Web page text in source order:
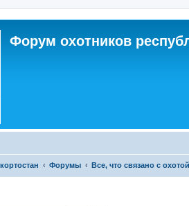
Форум охотников
Форумы Все, что связано с охотой